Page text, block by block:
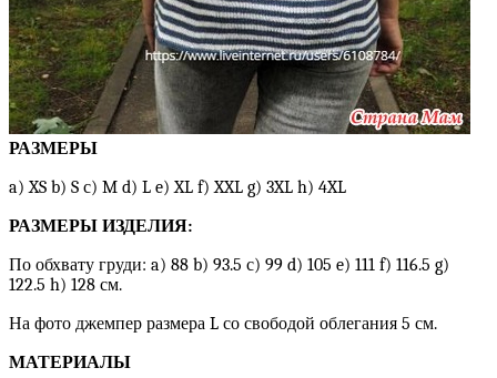
РАЗМЕРЫ
a) XS b) S с) M d) L e) XL f) XXL g) 3XL h) 4XL
РАЗМЕРЫ ИЗДЕЛИЯ:
По обхвату груди: a) 88 b) 93.5 с) 99 d) 105 e) 111 f) 116.5 g)
122.5 h) 128 см.
На фото джемпер размера L со свободой облегания 5 см.
МАТЕРИАЛЫ